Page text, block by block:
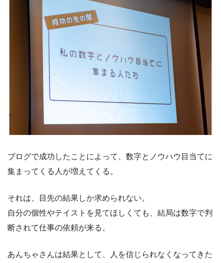
ブログで成功したことによって、数字とノウハウ目当てに
集まってくる人が増えてくる。
それは、目先の結果しか求められない。
自分の個性やテイストを見てほしくても、結局は数字で判
断されて仕事の依頼が来る。
あんちゃさんは結果として、人を信じられなくなってきた